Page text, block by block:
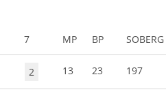
7 MP BP SOBERG
2 13 23 197